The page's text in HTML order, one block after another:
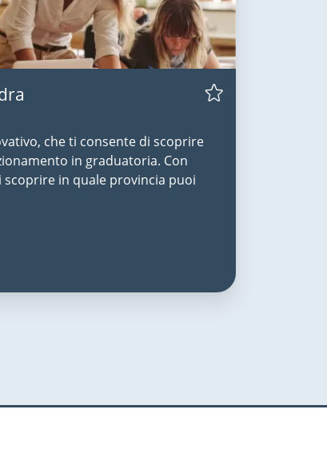
che ti consente di scoprire
in graduatoria. Con
in quale provincia puoi